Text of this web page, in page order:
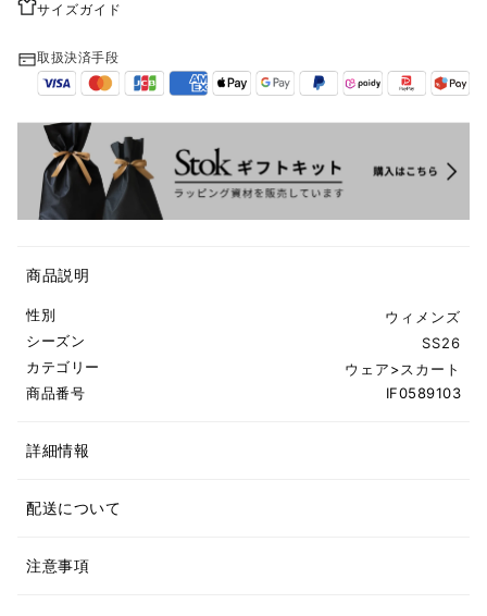
サイズガイド
取扱決済手段
商品説明
性別
ウィメンズ
シーズン
SS26
カテゴリー
ウェア>スカート
商品番号
IF0589103
詳細情報
配送について
注意事項